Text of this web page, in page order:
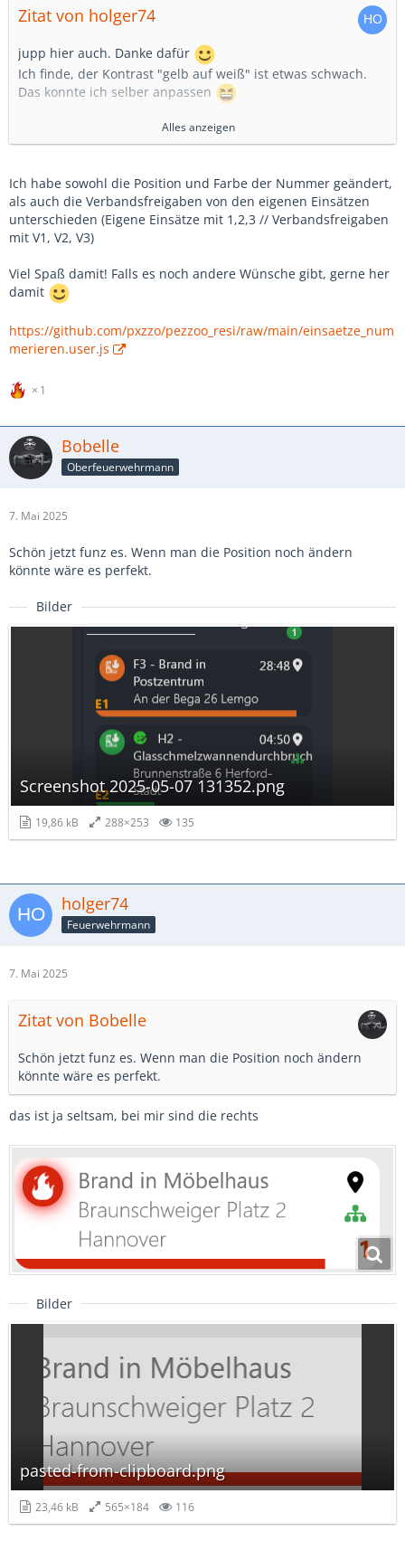
Zitat von holger74
jupp hier auch. Danke dafür
Ich finde, der Kontrast "gelb auf weiß" ist etwas schwach.
Das konnte ich selber anpassen
@peesoBerlin: kannst Du die Position der Nummerierung
etwas schieben, die überlappt mit dem "Freigegeben"-Icon
Alles anzeigen
Ich habe sowohl die Position und Farbe der Nummer geändert,
als auch die Verbandsfreigaben von den eigenen Einsätzen
unterschieden (Eigene Einsätze mit 1,2,3 // Verbandsfreigaben
mit V1, V2, V3)
Viel Spaß damit! Falls es noch andere Wünsche gibt, gerne her
damit
https://github.com/pxzzo/pezzoo_resi/raw/main/einsaetze_num
merieren.user.js
1
Bobelle
Oberfeuerwehrmann
7. Mai 2025
Schön jetzt funz es. Wenn man die Position noch ändern
könnte wäre es perfekt.
Bilder
Screenshot 2025-05-07 131352.png
19,86 kB 288×253 135
holger74
Feuerwehrmann
7. Mai 2025
Zitat von Bobelle
Schön jetzt funz es. Wenn man die Position noch ändern
könnte wäre es perfekt.
das ist ja seltsam, bei mir sind die rechts
Bilder
pasted-from-clipboard.png
23,46 kB 565×184 116